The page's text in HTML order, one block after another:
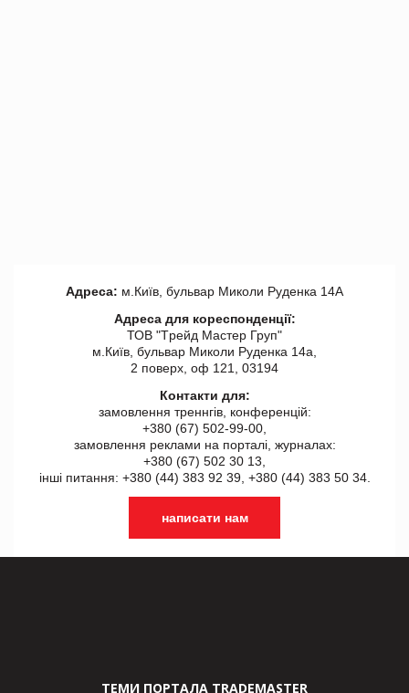
Адреса: м.Київ, бульвар Миколи Руденка 14А
Адреса для кореспонденції:
ТОВ "Tрейд Мастер Груп"
м.Київ, бульвар Миколи Руденка 14а,
2 поверх, оф 121, 03194
Контакти для:
замовлення треннгів, конференцій:
+380 (67) 502-99-00,
замовлення реклами на порталі, журналах:
+380 (67) 502 30 13,
інші питання: +380 (44) 383 92 39, +380 (44) 383 50 34.
написати нам
ТЕМИ ПОРТАЛА TRADEMASTER